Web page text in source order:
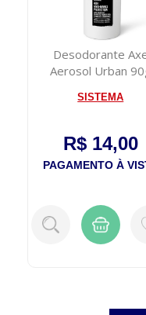
Desodorante
Aerosol Urban
SISTEMA
R$ 14,00
PAGAMENTO À